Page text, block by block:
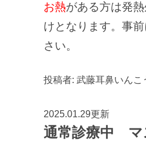
お熱がある方は発
けとなります。事
さい。
投稿者: 武藤耳鼻いんこ
2025.01.29更新
通常診療中 マ